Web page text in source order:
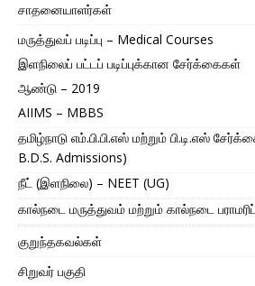
சாதனையாளர்கள்
மருத்துவப் படிப்பு – Medical Courses
இளநிலைப் பட்டப் படிப்புக்கான சேர்க்கைகள்
ஆண்டு – 2019
AIIMS – MBBS
தமிழ்நாடு எம்.பி.பி.எஸ் மற்றும் பி.டி.எஸ்
B.D.S. Admissions)
நீட் (இளநிலை) – NEET (UG)
கால்நடை மருத்துவம் மற்றும் கால்நடை
குறுந்தகவல்கள்
சிறுவர் பகுதி